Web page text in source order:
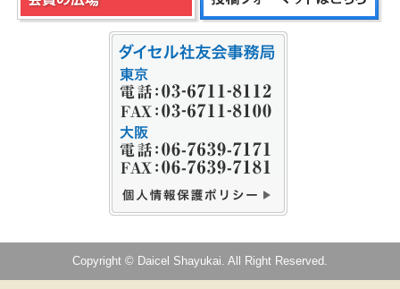
Copyright © Daicel Shayukai. All Right Reserved.